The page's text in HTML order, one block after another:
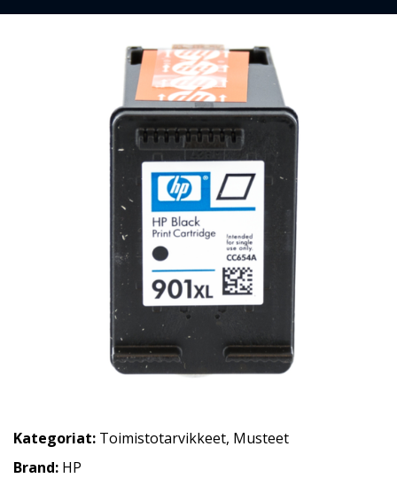
Kategoriat: Toimistotarvikkeet, Musteet
Brand: HP